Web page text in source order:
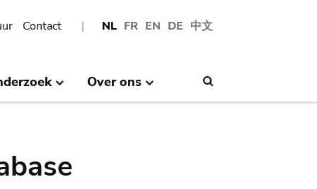
NL FR EN DE 中文
Contact
Over ons